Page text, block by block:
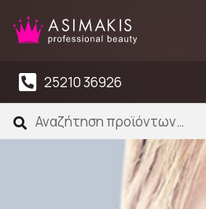
25210 36926
Αναζήτηση
για:
Αναζήτηση